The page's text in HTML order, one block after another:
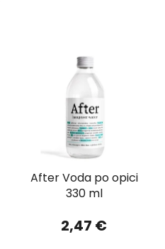
After Voda po opici
330 ml
2,47 €